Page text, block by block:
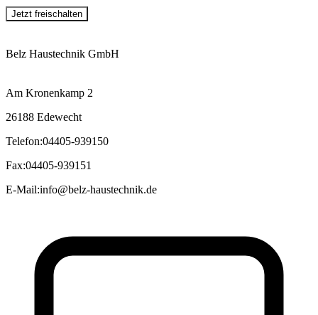
Jetzt freischalten
Belz Haustechnik GmbH
Am Kronenkamp 2
26188 Edewecht
Telefon:04405-939150
Fax:04405-939151
E-Mail:info@belz-haustechnik.de